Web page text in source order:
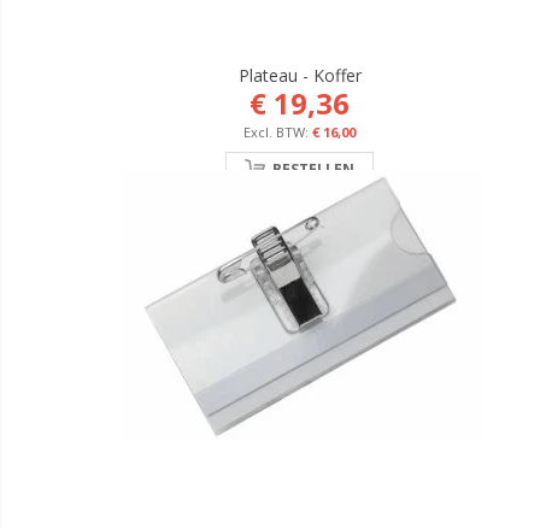
Plateau - Koffer
€ 19,36
€ 16,00
BESTELLEN